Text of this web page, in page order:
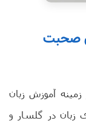
صحبت
آموزش زبان
زبان در گلسار و